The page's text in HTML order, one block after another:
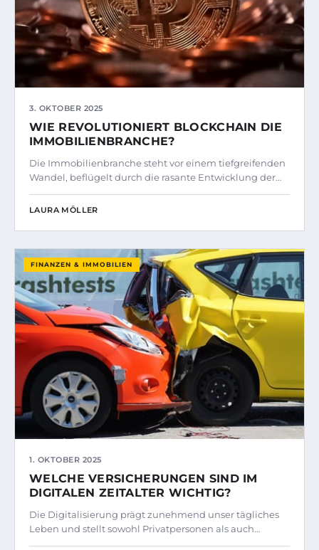
3. OKTOBER 2025
WIE REVOLUTIONIERT BLOCKCHAIN DIE
IMMOBILIENBRANCHE?
Die Immobilienbranche steht vor einem tiefgreifenden
Wandel, beflügelt durch die rasante Entwicklung der…
LAURA MÖLLER
FINANZEN & IMMOBILIEN
1. OKTOBER 2025
WELCHE VERSICHERUNGEN SIND IM
DIGITALEN ZEITALTER WICHTIG?
Die Digitalisierung prägt zunehmend unser tägliches
Leben und stellt sowohl Privatpersonen als auch…